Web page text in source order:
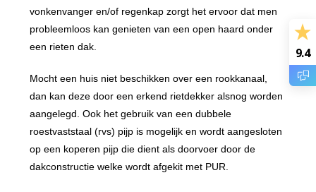
vonkenvanger en/of regenkap zorgt het ervoor dat men
probleemloos kan genieten van een open haard onder
een rieten dak.
Mocht een huis niet beschikken over een rookkanaal,
dan kan deze door een erkend rietdekker alsnog worden
aangelegd. Ook het gebruik van een dubbele
roestvaststaal (rvs) pijp is mogelijk en wordt aangesloten
op een koperen pijp die dient als doorvoer door de
dakconstructie welke wordt afgekit met PUR.
9.4